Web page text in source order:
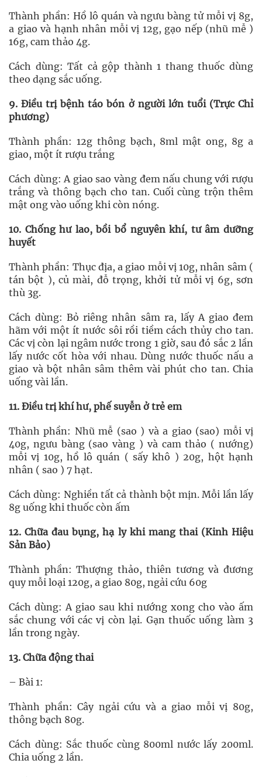
Thành phần: Hồ lô quán và ngưu bàng tử mỗi vị 8g,
a giao và hạnh nhân mỗi vị 12g, gạo nếp (nhũ mễ )
16g, cam thảo 4g.
Cách dùng: Tất cả gộp thành 1 thang thuốc dùng
theo dạng sắc uống.
9. Điều trị bệnh táo bón ở người lớn tuổi (Trực Chỉ
phương)
Thành phần: 12g thông bạch, 8ml mật ong, 8g a
giao, một ít rượu trắng
Cách dùng: A giao sao vàng đem nấu chung với rượu
trắng và thông bạch cho tan. Cuối cùng trộn thêm
mật ong vào uống khi còn nóng.
10. Chống hư lao, bồi bổ nguyên khí, tư âm dưỡng
huyết
Thành phần: Thục địa, a giao mỗi vị 10g, nhân sâm (
tán bột ), củ mài, đỗ trọng, khởi tử mỗi vị 6g, sơn
thù 3g.
Cách dùng: Bỏ riêng nhân sâm ra, lấy A giao đem
hãm với một ít nước sôi rồi tiềm cách thủy cho tan.
Các vị còn lại ngâm nước trong 1 giờ, sau đó sắc 2 lần
lấy nước cốt hòa với nhau. Dùng nước thuốc nấu a
giao và bột nhân sâm thêm vài phút cho tan. Chia
uống vài lần.
11. Điều trị khí hư, phế suyễn ở trẻ em
Thành phần: Nhũ mễ (sao ) và a giao (sao) mỗi vị
40g, ngưu bàng (sao vàng ) và cam thảo ( nướng)
mỗi vị 10g, hồ lô quán ( sấy khô ) 20g, hột hạnh
nhân ( sao ) 7 hạt.
Cách dùng: Nghiền tất cả thành bột mịn. Mỗi lần lấy
8g uống khi thuốc còn ấm
12. Chữa đau bụng, hạ ly khi mang thai (Kinh Hiệu
Sản Bảo)
Thành phần: Thượng thảo, thiên tương và đương
quy mỗi loại 120g, a giao 80g, ngải cứu 60g
Cách dùng: A giao sau khi nướng xong cho vào ấm
sắc chung với các vị còn lại. Gạn thuốc uống làm 3
lần trong ngày.
13. Chữa động thai
– Bài 1:
Thành phần: Cây ngải cứu và a giao mỗi vị 80g,
thông bạch 80g.
Cách dùng: Sắc thuốc cùng 800ml nước lấy 200ml.
Chia uống 2 lần.